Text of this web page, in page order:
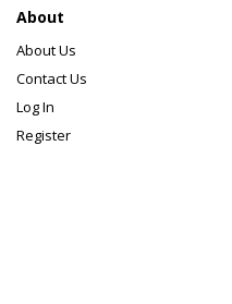
About
About Us
Contact Us
Log In
Register